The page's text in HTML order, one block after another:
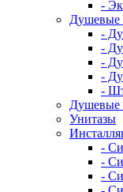
-
Душевые
-
-
-
-
-
Душевые
Унитазы
-
-
-